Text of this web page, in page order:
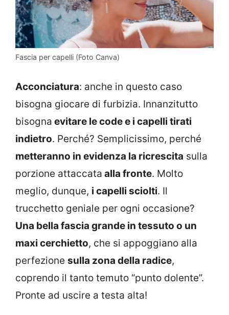
Fascia per capelli (Foto Canva)
Acconciatura: anche in questo caso
bisogna giocare di furbizia. Innanzitutto
bisogna evitare le code e i capelli tirati
indietro. Perché? Semplicissimo, perché
metteranno in evidenza la ricrescita sulla
porzione attaccata alla fronte. Molto
meglio, dunque, i capelli sciolti. Il
trucchetto geniale per ogni occasione?
Una bella fascia grande in tessuto o un
maxi cerchietto, che si appoggiano alla
perfezione sulla zona della radice,
coprendo il tanto temuto “punto dolente”.
Pronte ad uscire a testa alta!